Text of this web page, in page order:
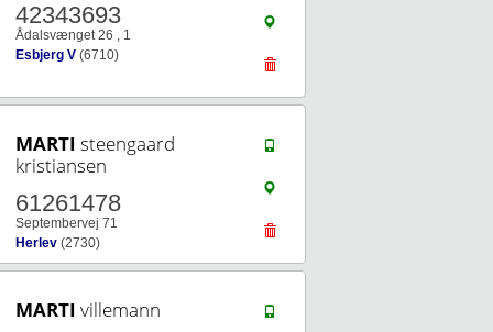
42343693
Ådalsvænget 26 , 1
Esbjerg V (6710)
MARTI steengaard
kristiansen
61261478
Septembervej 71
Herlev (2730)
MARTI villemann